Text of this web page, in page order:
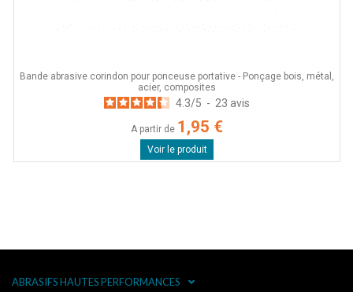
Bande abrasive corindon pour ponceuse portative - Ponçage bois, métal,
acier, composites
4.3/5 - 23 avis
A partir de 1,95 €
Voir le produit
ABRASIFS HAUTES PERFORMANCES